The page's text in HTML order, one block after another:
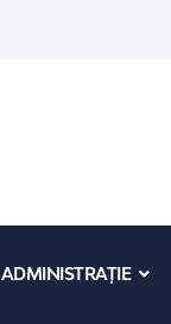
ADMINISTRAȚIE